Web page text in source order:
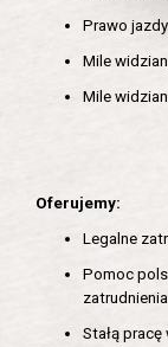
Prawo
Mile
Mile
Oferujemy:
Legalne
Pomoc
zatrudnienia
Stałą